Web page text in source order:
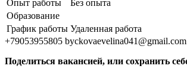
Опыт работы
Без опыта
Образование
График работы Удаленная работа
+79053955805 byckovaevelina041@gmail.com
Поделиться вакансией, или сохранить